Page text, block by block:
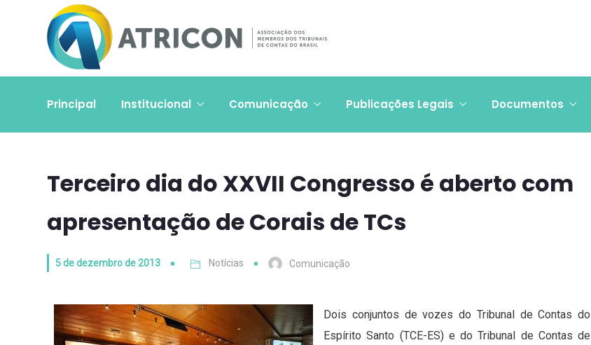
Principal Institucional Comunicação Publicações Legais Documentos
Terceiro dia do XXVII Congresso é aberto com
apresentação de Corais de TCs
5 de dezembro de 2013 Notícias Comunicação
Dois conjuntos de vozes do Tribunal de Contas do
Espírito Santo (TCE-ES) e do Tribunal de Contas de